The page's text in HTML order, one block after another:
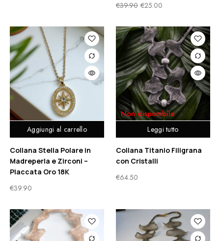
€39.90 €25.00
Aggiungi al carrello
Collana Stella Polare in
Madreperla e Zirconi –
Placcata Oro 18K
€39.90
Leggi tutto
Non disponibile
Collana Titanio Filigrana
con Cristalli
€64.50